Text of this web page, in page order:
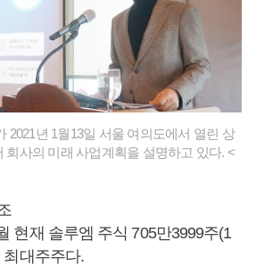
2021년 1월13일 서울 여의도에서 열린 상
회사의 미래 사업계획을 설명하고 있다. <
현재 솔루엠 주식 705만3999주(1
최대주주다.